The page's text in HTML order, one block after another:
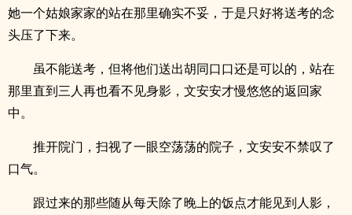
她一个姑娘家家的站在那里确实不妥，于是只好将送考的念
头压了下来。
虽不能送考，但将他们送出胡同口口还是可以的，站在
那里直到三人再也看不见身影，文安安才慢悠悠的返回家
中。
推开院门，扫视了一眼空荡荡的院子，文安安不禁叹了
口气。
跟过来的那些随从每天除了晚上的饭点才能见到人影，